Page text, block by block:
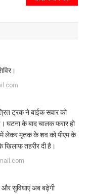
ट्रक ने बाईक सवार को
घटना के बाद चालक फरार हो
में लेकर मृतक के शव को पीएम के
तहरीर दी है।
सुविधाएं अब बढ़ेगी